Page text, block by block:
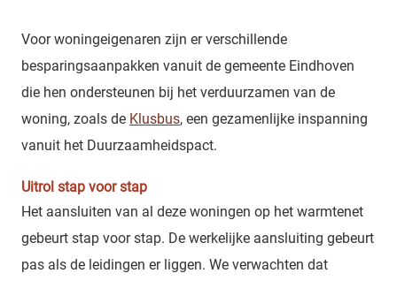
Voor woningeigenaren zijn er verschillende
besparingsaanpakken vanuit de gemeente Eindhoven
die hen ondersteunen bij het verduurzamen van de
woning, zoals de Klusbus, een gezamenlijke inspanning
vanuit het Duurzaamheidspact.
Uitrol stap voor stap
Het aansluiten van al deze woningen op het warmtenet
gebeurt stap voor stap. De werkelijke aansluiting gebeurt
pas als de leidingen er liggen. We verwachten dat